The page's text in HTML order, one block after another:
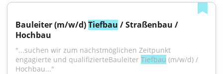
Bauleiter (m/w/d) Tiefbau / Straßenbau /
Hochbau
"...suchen wir zum nächstmöglichen Zeitpunkt
engagierte und qualifizierteBauleiter Tiefbau (m/w/d) /
Hochbau..."